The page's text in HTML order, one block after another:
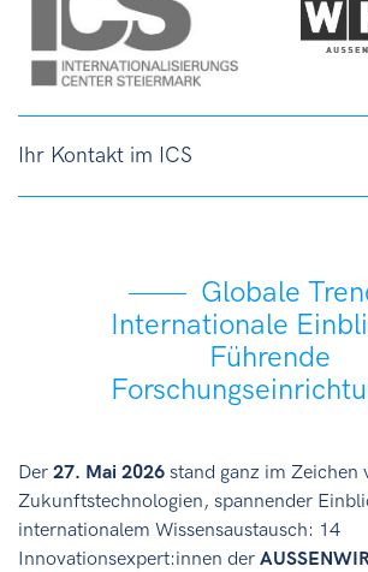
Ihr Kontakt im ICS
Globale
Internationale
Führende
Der 27. Mai 2026 stand ganz im Zeichen
Zukunftstechnologien, spannender
internationalem Wissensaustausch: 14
Innovationsexpert:innen der